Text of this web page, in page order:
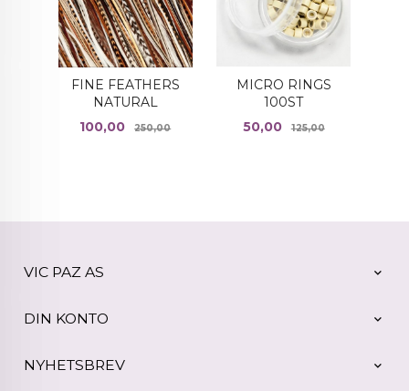
FINE FEATHERS
NATURAL
Tilbud
100,00 250,00Rabatt
MICRO RINGS
100ST
Tilbud
50,00 125,00Rabatt
VIC PAZ AS
DIN KONTO
NYHETSBREV